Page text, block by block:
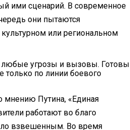
ими сценарий. В современное
они пытаются
или региональном
любые угрозы и вызовы. Готовы
только по линии боевого
мнению Путина, «Единая
работают во благо
взвешенным. Во время